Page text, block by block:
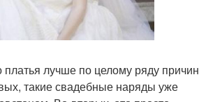
лучше по целому ряду причин
такие свадебные наряды уже